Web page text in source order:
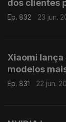
dos clientes
Ep. 832 23 jun.
Xiaomi lança
modelos
Ep. 831 22 jun.